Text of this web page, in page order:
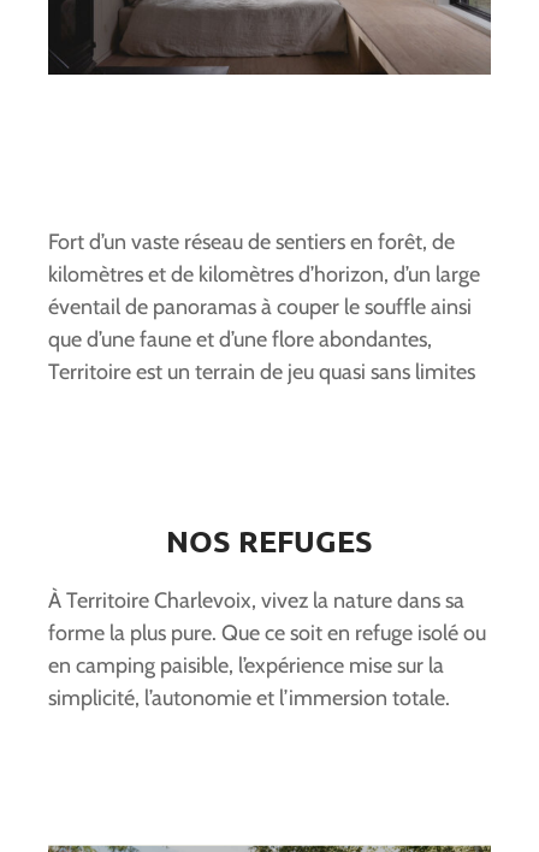
Fort d’un vaste réseau de sentiers en forêt, de
kilomètres et de kilomètres d’horizon, d’un large
éventail de panoramas à couper le souffle ainsi
que d’une faune et d’une flore abondantes,
Territoire est un terrain de jeu quasi sans limites
NOS REFUGES
À Territoire Charlevoix, vivez la nature dans sa
forme la plus pure. Que ce soit en refuge isolé ou
en camping paisible, l’expérience mise sur la
simplicité, l’autonomie et l’immersion totale.